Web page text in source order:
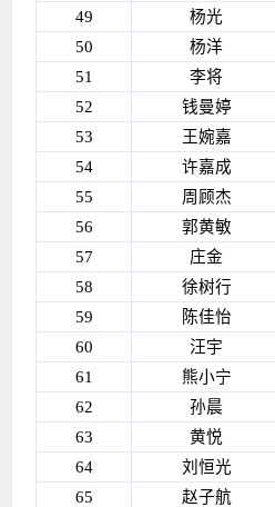
49 杨光
50
杨洋
51
李将
52
钱曼婷
53
王婉嘉
54
许嘉成
55
周顾杰
56
郭黄敏
57
庄金
58
徐树行
59
陈佳怡
60
汪宇
61
熊小宁
62
孙晨
63
黄悦
64
刘恒光
65
赵子航